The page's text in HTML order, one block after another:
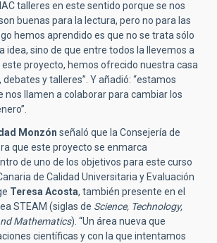
talleres en este sentido porque se nos
buenas para la lectura, pero no para las
hemos aprendido es que no se trata sólo
idea, sino de que entre todos la llevemos a
este proyecto, hemos ofrecido nuestra casa
y talleres”. Y añadió: “estamos
nos llamen a colaborar para cambiar los
Monzón señaló que la Consejería de
que este proyecto se enmarca
de uno de los objetivos para este curso
de Calidad Universitaria y Evaluación
Teresa Acosta, también presente en el
STEAM (siglas de Science, Technology,
Mathematics). “Un área nueva que
científicas y con la que intentamos